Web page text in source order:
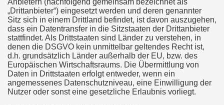
Anbietern (nachfolgend gemeinsam bezeichnet als
„Drittanbieter“) eingesetzt werden und deren genannter
Sitz sich in einem Drittland befindet, ist davon auszugehen,
dass ein Datentransfer in die Sitzstaaten der Drittanbieter
stattfindet. Als Drittstaaten sind Länder zu verstehen, in
denen die DSGVO kein unmittelbar geltendes Recht ist,
d.h. grundsätzlich Länder außerhalb der EU, bzw. des
Europäischen Wirtschaftsraums. Die Übermittlung von
Daten in Drittstaaten erfolgt entweder, wenn ein
angemessenes Datenschutzniveau, eine Einwilligung der
Nutzer oder sonst eine gesetzliche Erlaubnis vorliegt.